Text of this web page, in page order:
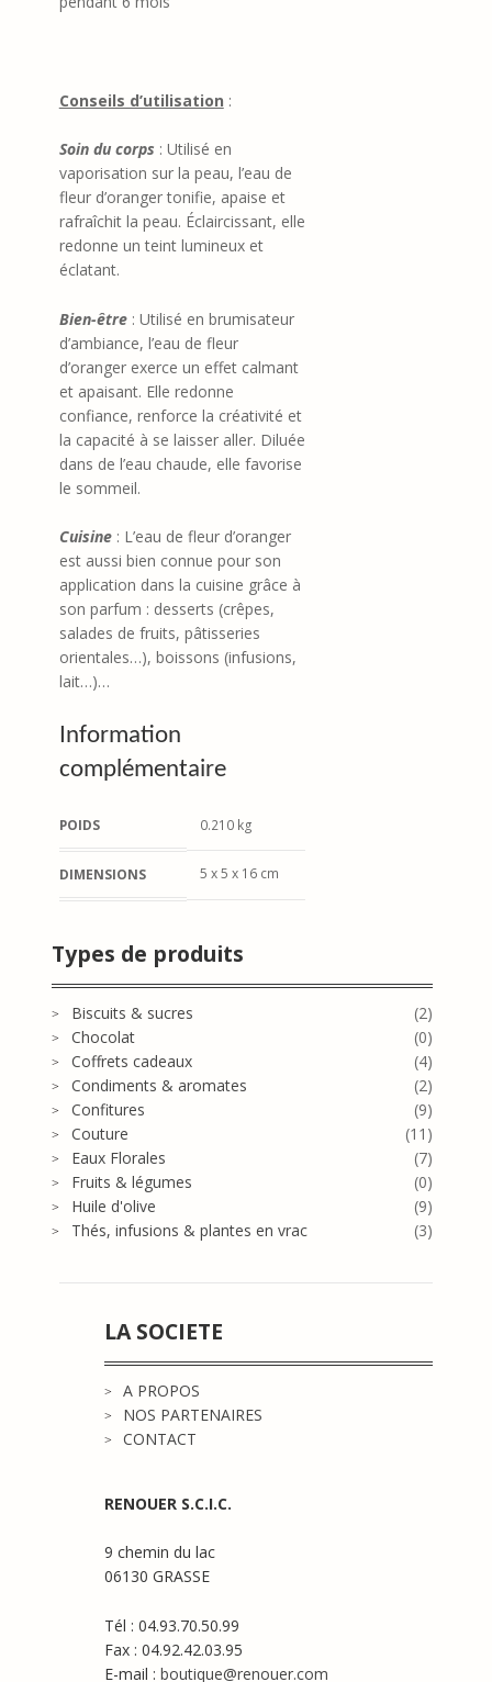
Conseils d’utilisation :
Soin du corps : Utilisé en
vaporisation sur la peau, l’eau de
fleur d’oranger tonifie, apaise et
rafraîchit la peau. Éclaircissant, elle
redonne un teint lumineux et
éclatant.
Bien-être: Utilisé en brumisateur
d’ambiance, l’eau de fleur
d’oranger exerce un effet calmant
et apaisant. Elle redonne
confiance, renforce la créativité et
la capacité à se laisser aller. Diluée
dans de l’eau chaude, elle favorise
le sommeil.
Cuisine : L’eau de fleur d’oranger
est aussi bien connue pour son
application dans la cuisine grâce à
son parfum : desserts (crêpes,
salades de fruits, pâtisseries
orientales…), boissons (infusions,
lait…)…
Information
complémentaire
POIDS 0.210 kg
DIMENSIONS 5 x 5 x 16 cm
Types de produits
Biscuits & sucres
(2)
Chocolat
(0)
Coffrets cadeaux
(4)
Condiments & aromates
(2)
Confitures
(9)
Couture
(11)
Eaux Florales
(7)
Fruits & légumes
(0)
Huile d'olive
(9)
Thés, infusions & plantes en vrac
(3)
LA SOCIETE
A PROPOS
NOS PARTENAIRES
CONTACT
RENOUER S.C.I.C.
9 chemin du lac
06130 GRASSE
Tél : 04.93.70.50.99
Fax : 04.92.42.03.95
E-mail : boutique@renouer.com